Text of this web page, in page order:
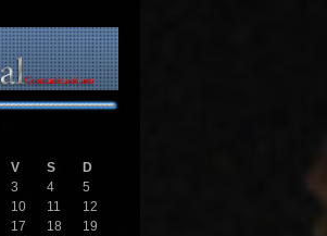
V S
D
3 4
5
10 11
12
17 18
19